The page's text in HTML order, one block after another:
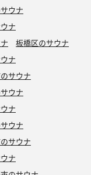
ウナ
ナ
板橋区のサウナ
ナ
サウナ
ウナ
ナ
ウナ
サウナ
ナ